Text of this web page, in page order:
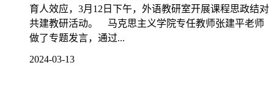
育人效应，3月12日下午，外语教研室开展课程思政结对
共建教研活动。 马克思主义学院专任教师张建平老师
做了专题发言，通过...
2024-03-13